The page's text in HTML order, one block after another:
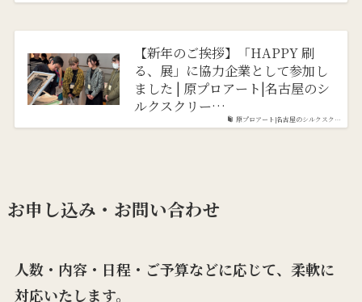
原プロアート|名古屋のシルクスク…
【新年のご挨拶】「HAPPY 刷
る、展」に協力企業として参加し
ました | 原プロアート|名古屋のシ
ルクスクリー…
お申し込み・お問い合わせ
人数・内容・日程・ご予算などに応じて、柔軟に
対応いたします。